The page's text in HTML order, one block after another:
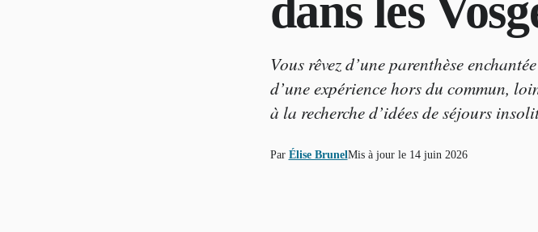
dans les
Vous rêvez d’une parenthèse
d’une expérience hors du commun,
à la recherche d’idées de séjours
Par Élise BrunelMis à jour le 14 juin 2026